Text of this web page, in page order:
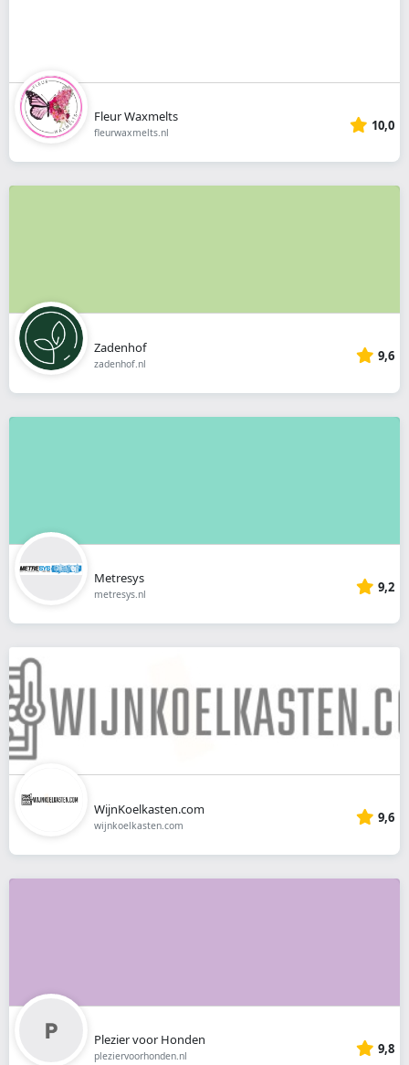
Fleur Waxmelts
fleurwaxmelts.nl 10,0
Zadenhof
zadenhof.nl 9,6
Metresys
metresys.nl 9,2
WijnKoelkasten.com
wijnkoelkasten.com 9,6
Plezier voor Honden
pleziervoorhonden.nl 9,8